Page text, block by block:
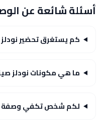
أسئلة شائعة عن
كم يستغرق تحضير نودلز
ما هي مكونات نودلز
لكم شخص تكفي وصفة